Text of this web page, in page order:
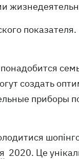
показателя.
создать
2020. Це